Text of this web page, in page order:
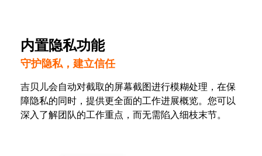
内置隐私功能
守护隐私，建立信任
吉贝儿会自动对截取的屏幕截图进行模糊处理，在保
障隐私的同时，提供更全面的工作进展概览。您可以
深入了解团队的工作重点，而无需陷入细枝末节。